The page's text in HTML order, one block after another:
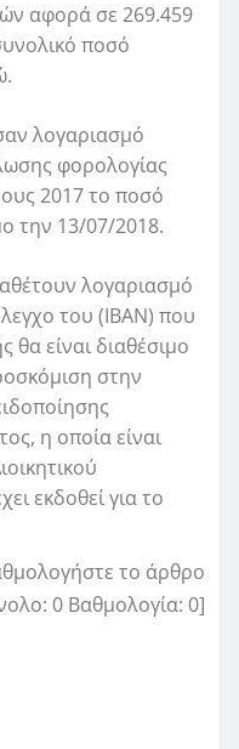
αφορά σε 269.459
ποσό
λογαριασμό
φορολογίας
2017 το ποσό
την 13/07/2018.
λογαριασμό
του (IBAN) που
είναι διαθέσιμο
στην
η οποία είναι
εκδοθεί για το
το άρθρο
0 Βαθμολογία: 0]